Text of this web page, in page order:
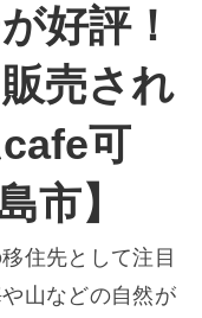
好評！
売され
可
市】
住先として注目
山などの自然が